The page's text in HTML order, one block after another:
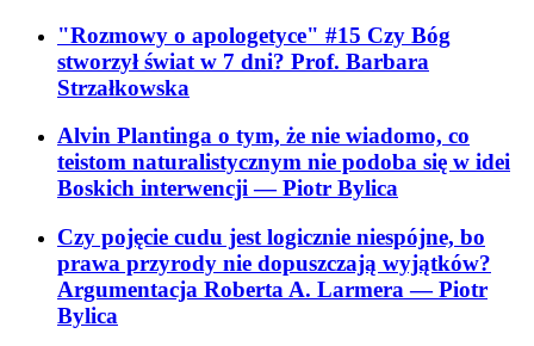
"Rozmowy o apologetyce" #15 Czy Bóg
stworzył świat w 7 dni? Prof. Barbara
Strzałkowska
Alvin Plantinga o tym, że nie wiadomo, co
teistom naturalistycznym nie podoba się w idei
Boskich interwencji— Piotr Bylica
Czy pojęcie cudu jest logicznie niespójne, bo
prawa przyrody nie dopuszczają wyjątków?
Argumentacja Roberta A. Larmera— Piotr
Bylica